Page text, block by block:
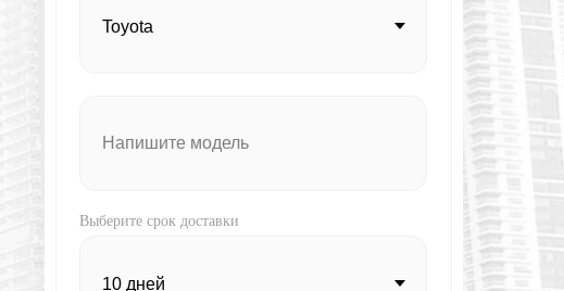
Выберите срок доставки